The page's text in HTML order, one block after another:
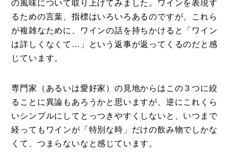
の風味について取り上げてみました。ワインを表現す
るための言葉、指標はいろいろあるのですが、これら
が複雑なために、ワインの話を持ちかけると「ワイン
は詳しくなくて…」という返事が返ってくるのだと感
じています。
専門家（あるいは愛好家）の見地からはこの３つに絞
ることに異論もあろうかと思いますが、逆にこれくら
いシンプルにしてとっつきやすくしないと、いつまで
経ってもワインが「特別な時」だけの飲み物でしかな
くて、つまらないなと感じています。